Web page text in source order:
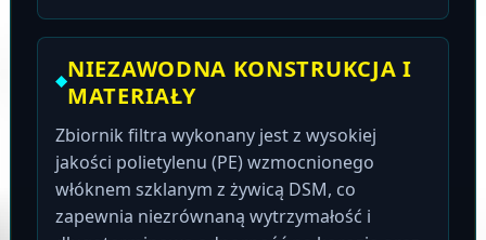
NIEZAWODNA KONSTRUKCJA I
MATERIAŁY
Zbiornik filtra wykonany jest z wysokiej
jakości polietylenu (PE) wzmocnionego
włóknem szklanym z żywicą DSM, co
zapewnia niezrównaną wytrzymałość i